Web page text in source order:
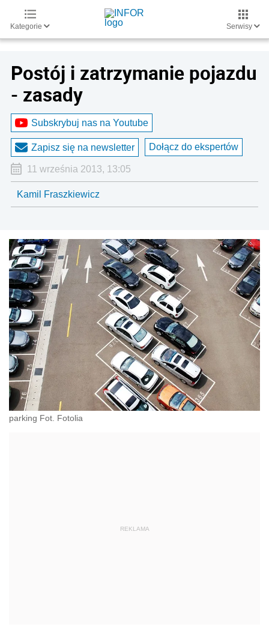
Kategorie Serwisy
Postój i zatrzymanie pojazdu
- zasady
Subskrybuj nas na Youtube
Zapisz się na newsletter Dołącz do ekspertów
11 września 2013, 13:05
Kamil Fraszkiewicz
parking Fot. Fotolia